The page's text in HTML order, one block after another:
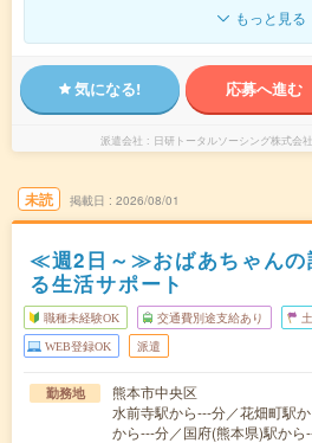
もっと見る
気になる! 応募へ進む
派遣会社 日研トータルソーシング株式会
未読 掲載日 2026/08/01
≪週2日～≫おばあちゃんの
る生活サポート
職種未経験OK 交通費別途支給あり
WEB登録OK 派遣
勤務地
熊本市中央区
水前寺駅から---分／花畑町駅
から---分／国府(熊本県)駅か